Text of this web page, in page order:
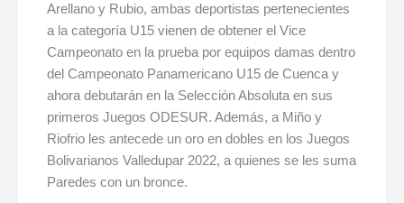
Arellano y Rubio, ambas deportistas pertenecientes
a la categoría U15 vienen de obtener el Vice
Campeonato en la prueba por equipos damas dentro
del Campeonato Panamericano U15 de Cuenca y
ahora debutarán en la Selección Absoluta en sus
primeros Juegos ODESUR. Además, a Miño y
Riofrio les antecede un oro en dobles en los Juegos
Bolivarianos Valledupar 2022, a quienes se les suma
Paredes con un bronce.